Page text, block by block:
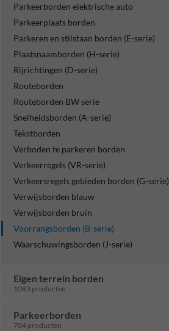
Parkeerborden elektrische auto
Parkeerplaats borden
Parkeren en stilstaan borden (E-serie)
Plaatsnaamborden (H-serie)
Rijrichtingen (D-serie)
Routeborden
Routeborden BW serie
Snelheidsborden (A-serie)
Tekstborden
Verboden te parkeren borden
Verkeerregels (VR-serie)
Verkeersregels gebieden borden (G-serie)
Verwijsborden blauw
Verwijsborden bruin
Voorrangsborden (B-serie)
Waarschuwingsborden (J-serie)
Eigen terrein borden
1083 producten
Parkeerborden
704 producten